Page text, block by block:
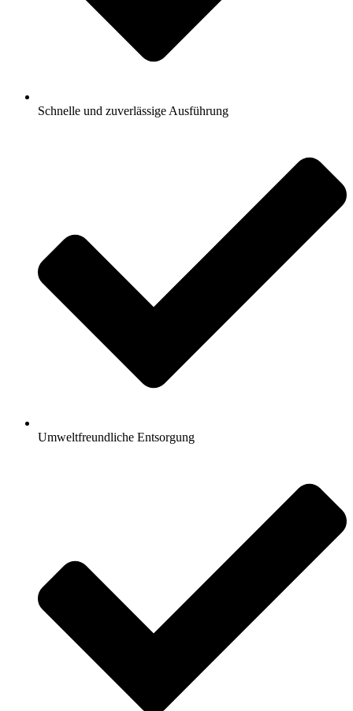
Schnelle und zuverlässige Ausführung
Umweltfreundliche Entsorgung